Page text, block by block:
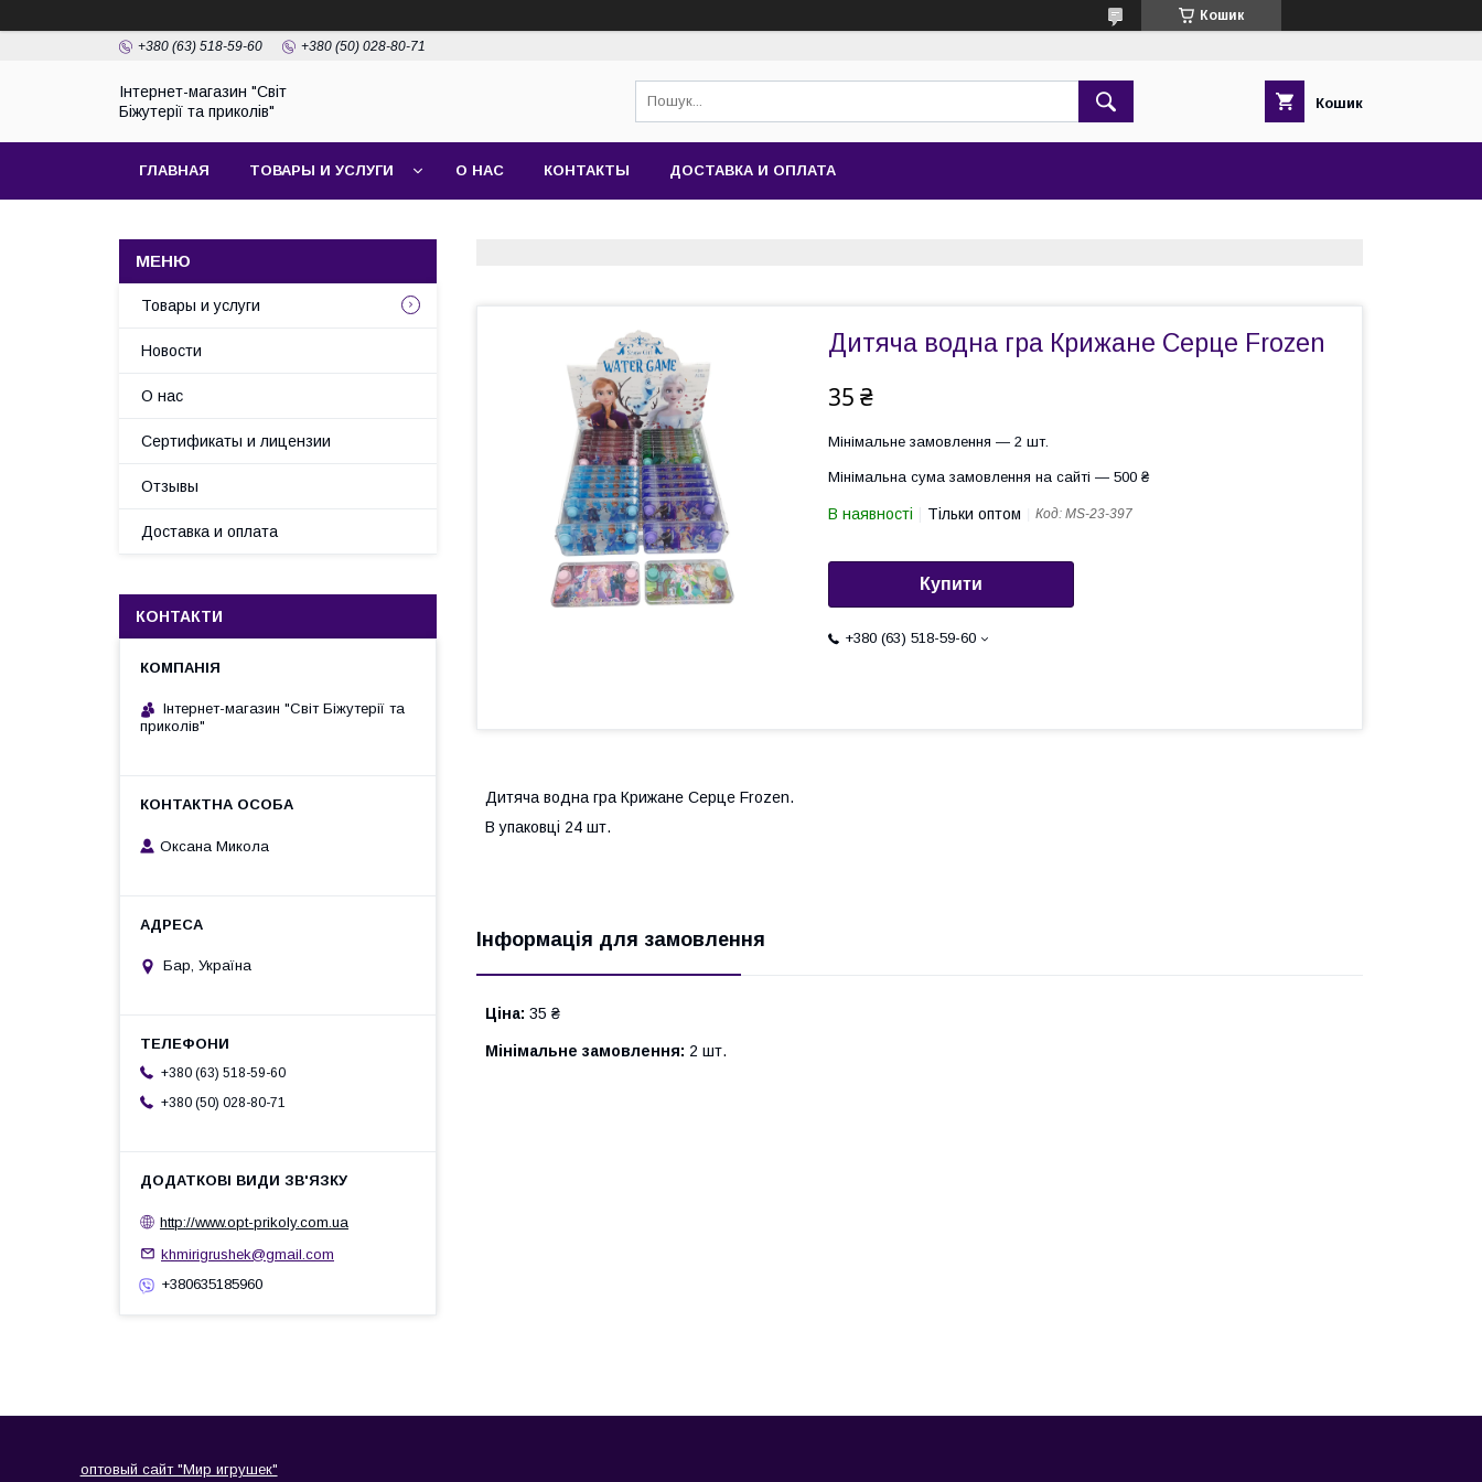
Кошик
+380 (63) 518-59-60 +380 (50) 028-80-71
Інтернет-магазин "Світ
Біжутерії та приколів"
Кошик
ГЛАВНАЯ ТОВАРЫ И УСЛУГИ О НАС КОНТАКТЫ ДОСТАВКА И ОПЛАТА
Дитяча водна гра Крижане Серце Frozen
35 ₴
Мінімальне замовлення — 2 шт.
Мінімальна сума замовлення на сайті — 500 ₴
В наявності Тільки оптом Код: MS-23-397
Купити
+380 (63) 518-59-60
Дитяча водна гра Крижане Серце Frozen.
В упаковці 24 шт.
Інформація для замовлення
Ціна: 35 ₴
Мінімальне замовлення: 2 шт.
Товары и услуги
Новости
О нас
Сертификаты и лицензии
Отзывы
Доставка и оплата
КОНТАКТИ
Інтернет-магазин "Світ Біжутерії та
приколів"
Оксана Микола
Бар, Україна
+380 (63) 518-59-60
+380 (50) 028-80-71
http://www.opt-prikoly.com.ua
khmirigrushek@gmail.com
+380635185960
оптовый сайт "Мир игрушек"